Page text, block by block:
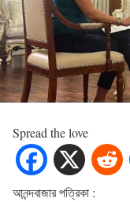
Spread the love
আনন্দবাজার পত্রিকা :